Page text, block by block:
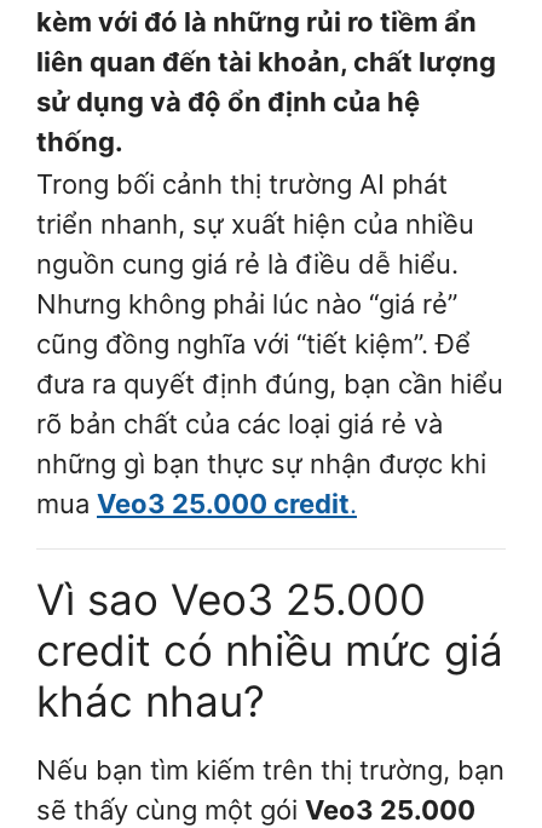
kèm với đó là những rủi ro tiềm ẩn
liên quan đến tài khoản, chất lượng
sử dụng và độ ổn định của hệ
thống.
Trong bối cảnh thị trường AI phát
triển nhanh, sự xuất hiện của nhiều
nguồn cung giá rẻ là điều dễ hiểu.
Nhưng không phải lúc nào “giá rẻ”
cũng đồng nghĩa với “tiết kiệm”. Để
đưa ra quyết định đúng, bạn cần hiểu
rõ bản chất của các loại giá rẻ và
những gì bạn thực sự nhận được khi
mua Veo3 25.000 credit.
Vì sao Veo3 25.000
credit có nhiều mức giá
khác nhau?
Nếu bạn tìm kiếm trên thị trường, bạn
sẽ thấy cùng một gói Veo3 25.000